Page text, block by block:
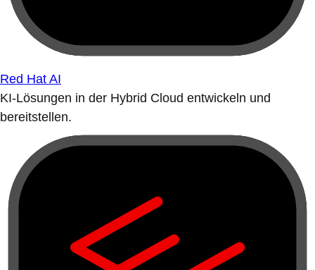
Red Hat AI
KI-Lösungen in der Hybrid Cloud entwickeln und
bereitstellen.